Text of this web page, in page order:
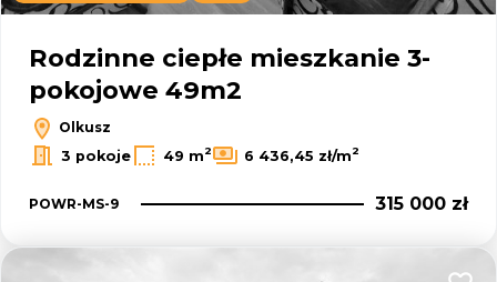
Rodzinne ciepłe mieszkanie 3-
pokojowe 49m2
Olkusz
3 pokoje
49 m2 6 436,45 zł/m2
POWR-MS-9 315 000 zł